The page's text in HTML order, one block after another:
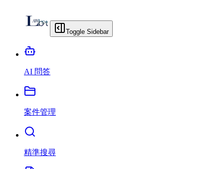
Toggle Sidebar
AI 問答
案件管理
精準搜尋